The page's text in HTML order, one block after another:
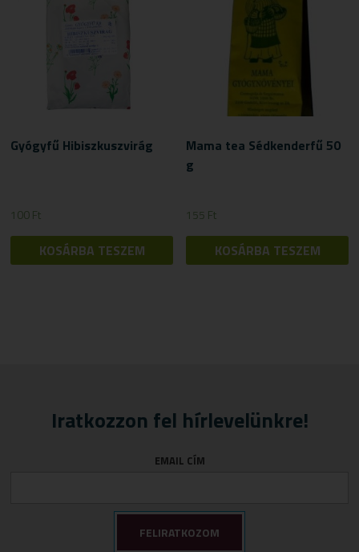
Gyógyfű Hibiszkuszvirág
100Ft
KOSÁRBA TESZEM
Mama tea Sédkenderfű 50
g
155 Ft
KOSÁRBA TESZEM
Iratkozzon fel hírlevelünkre!
EMAIL CÍM